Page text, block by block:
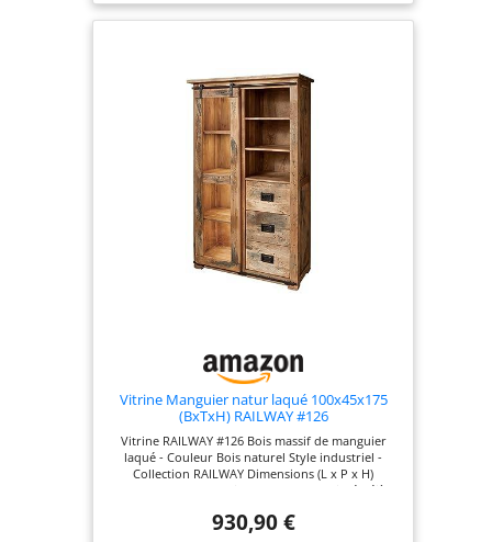
Vitrine Manguier natur laqué 100x45x175
(BxTxH) RAILWAY #126
Vitrine RAILWAY #126 Bois massif de manguier
laqué - Couleur Bois naturel Style industriel -
Collection RAILWAY Dimensions (L x P x H)
100x45x175 cm - Poids 88 kg Meuble livré déjà
livraison s'effectue jusqu'au bord du trottoir.
930,90 €